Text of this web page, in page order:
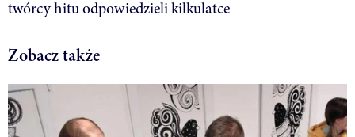
twórcy hitu odpowiedzieli kilkulatce
Zobacz także